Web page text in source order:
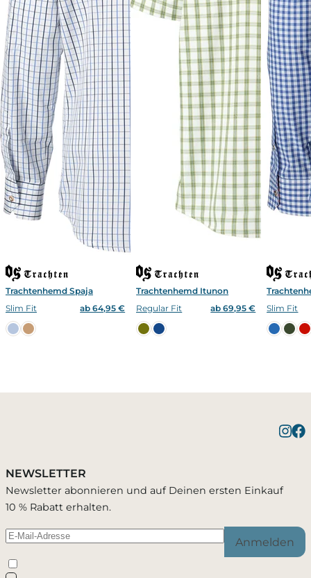
Trachtenhemd Spaja
Slim Fit
ab 64,95 €
Trachtenhemd Itunon
Regular Fit
ab 69,95 €
Slim Fit
Warenkorb ansehen
Du wirst per E-Mail benachrichtigt, sobald der
Artikel wieder verfügbar ist.
NEWSLETTER
Newsletter abonnieren und auf Deinen ersten Einkauf
10 % Rabatt erhalten.
Anmelden